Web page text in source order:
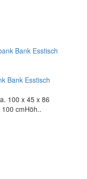
Bank Esstisch
100 x 45 x 86
cmHöh..